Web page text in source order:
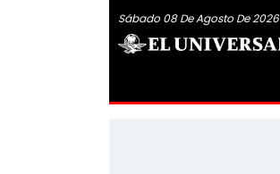
Sábado 08 De Agosto De 2026